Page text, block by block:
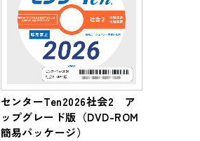
センターTen2026社会2 ア
ップグレード版（DVD-ROM
簡易パッケージ）